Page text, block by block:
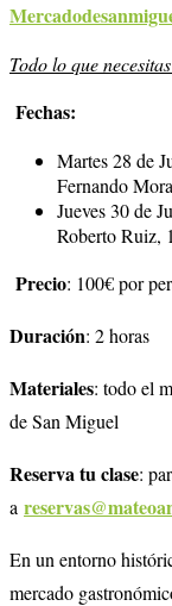
Todo lo que
Fechas:
Martes 28 de
Fernando
Jueves 30 de
Roberto Ruiz,
Precio: 100€ por
Duración: 2 horas
Materiales: todo el
de San Miguel
Reserva tu clase:
a
En un entorno
mercado